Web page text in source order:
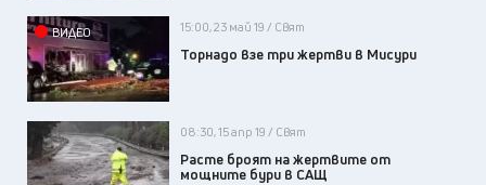
ВИДЕО 15:00, 23 май 19 / Свят
Торнадо взе три жертви в Мисури
08:30, 15 апр 19 / Свят
Расте броят на жертвите от
мощните бури в САЩ